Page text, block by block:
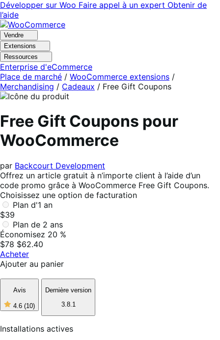
Aller
à
la
navigation
Aller
au
contenu
principal
Développer sur Woo Faire appel à un expert Obtenir de
l’aide
Vendre
Extensions
Ressources
Enterprise d'eCommerce
Place de marché / WooCommerce extensions /
Merchandising / Cadeaux / Free Gift Coupons
Free Gift Coupons pour
WooCommerce
par Backcourt Development
Offrez un article gratuit à n’importe client à l’aide d’un
code promo grâce à WooCommerce Free Gift Coupons.
Choisissez une option de facturation
Plan d'1 an
$39
Plan de 2 ans
Économisez 20 %
$78 $62.40
Acheter
Ajouter au panier
Avis
4.6 (10)
4
sur
5,
Dernière version
3.8.1
Installations actives